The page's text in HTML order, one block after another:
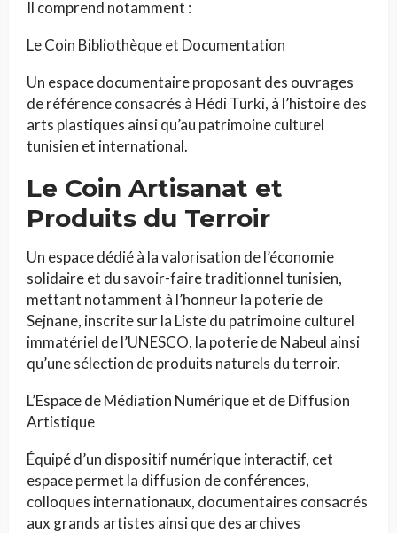
Il comprend notamment :
Le Coin Bibliothèque et Documentation
Un espace documentaire proposant des ouvrages
de référence consacrés à Hédi Turki, à l’histoire des
arts plastiques ainsi qu’au patrimoine culturel
tunisien et international.
Le Coin Artisanat et
Produits du Terroir
Un espace dédié à la valorisation de l’économie
solidaire et du savoir-faire traditionnel tunisien,
mettant notamment à l’honneur la poterie de
Sejnane, inscrite sur la Liste du patrimoine culturel
immatériel de l’UNESCO, la poterie de Nabeul ainsi
qu’une sélection de produits naturels du terroir.
L’Espace de Médiation Numérique et de Diffusion
Artistique
Équipé d’un dispositif numérique interactif, cet
espace permet la diffusion de conférences,
colloques internationaux, documentaires consacrés
aux grands artistes ainsi que des archives